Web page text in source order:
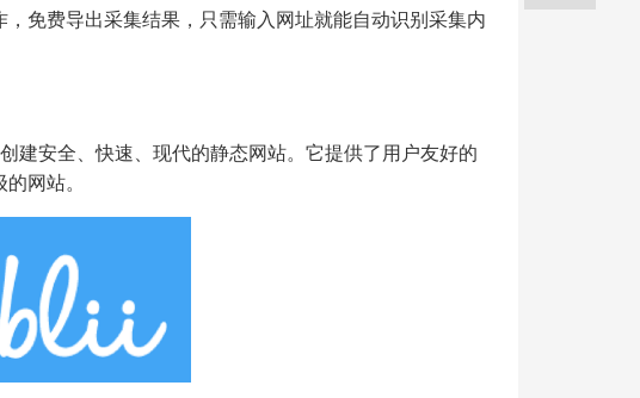
，免费导出采集结果，只需输入网址就能自动识别采集内
建安全、快速、现代的静态网站。它提供了用户友好的
网站。